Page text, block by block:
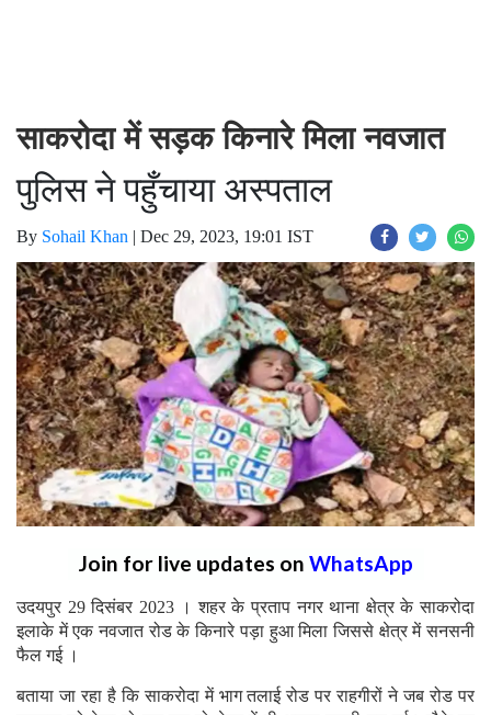
साकरोदा में सड़क किनारे मिला नवजात
पुलिस ने पहुँचाया अस्पताल
By Sohail Khan | Dec 29, 2023, 19:01 IST
Join for live updates on WhatsApp
उदयपुर 29 दिसंबर 2023 । शहर के प्रताप नगर थाना क्षेत्र के साकरोदा
इलाके में एक नवजात रोड के किनारे पड़ा हुआ मिला जिससे क्षेत्र में सनसनी
फैल गई ।
बताया जा रहा है कि साकरोदा में भाग तलाई रोड पर राहगीरों ने जब रोड पर